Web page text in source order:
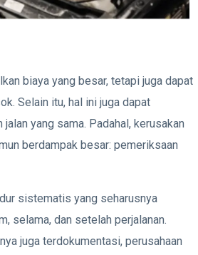
biaya yang besar, tetapi juga dapat
Selain itu, hal ini juga dapat
yang sama. Padahal, kerusakan
berdampak besar: pemeriksaan
sistematis yang seharusnya
selama, dan setelah perjalanan.
juga terdokumentasi, perusahaan